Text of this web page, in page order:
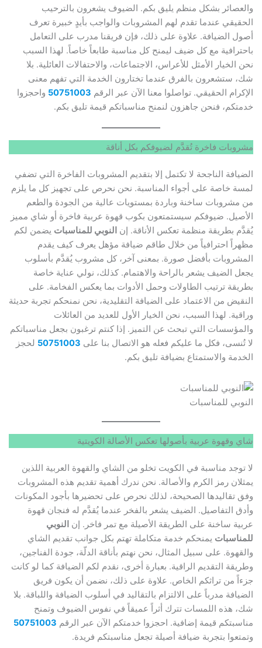
والعصائر بشكل منظم يليق بكم. الضيوف يشعرون بالترحيب
الحقيقي عندما تقدم لهم المشروبات والواجب بأيدٍ خبيرة تعرف
أصول الضيافة. علاوة على ذلك، فإن فريقنا مدرب على التعامل
باحترافية مع كل ضيف ليمنح كل مناسبة طابعاً خاصاً. لهذا السبب
نحن الخيار الأمثل للأعراس، الاجتماعات، والاحتفالات العائلية. بلا
شك، ستشعرون بالفرق عندما تختارون الخدمة التي تفهم معنى
الإكرام الحقيقي. تواصلوا معنا الآن عبر الرقم50751003 واحجزوا
خدمتكم، فنحن جاهزون لنمنح مناسباتكم قيمة تليق بكم.
مشروبات فاخرة تُقدَّم لضيوفكم بكل أناقة
الضيافة الناجحة لا تكتمل إلا بتقديم المشروبات الفاخرة التي تضفي
لمسة خاصة على أجواء المناسبة. نحن نحرص على تجهيز كل ما يلزم
من مشروبات ساخنة وباردة بمستويات عالية من الجودة والطعم
الأصيل. ضيوفكم سيستمتعون بكوب قهوة عربية فاخرة أو شاي مميز
يُقدَّم بطريقة منظمة تعكس الأناقة. إنالنوبي للمناسباتيضمن لكم
مظهراً احترافياً من خلال طاقم ضيافة مؤهل يعرف كيف يقدم
المشروبات بأفضل صورة. بمعنى آخر، كل مشروب يُقدَّم بأسلوب
يجعل الضيف يشعر بالراحة والاهتمام. كذلك، نولي عناية خاصة
بطريقة ترتيب الطاولات وحمل الأدوات بما يعكس الفخامة. على
النقيض من الاعتماد على الضيافة التقليدية، نحن نمنحكم تجربة حديثة
وراقية. لهذا السبب، نحن الخيار الأول للعديد من العائلات
والمؤسسات التي تبحث عن التميز. إذا كنتم ترغبون بجعل مناسباتكم
لا تُنسى، فكل ما عليكم فعله هو الاتصال بنا على 50751003 لحجز
الخدمة والاستمتاع بضيافة تليق بكم.
النوبي للمناسبات
شاي وقهوة عربية بأصولها تعكس الأصالة الكويتية
لا توجد مناسبة في الكويت تخلو من الشاي والقهوة العربية اللذين
يمثلان رمز الكرم والأصالة. نحن ندرك أهمية تقديم هذه المشروبات
وفق تقاليدها الصحيحة، لذلك نحرص على تحضيرها بأجود المكونات
وأدق التفاصيل. الضيف يشعر بالفخر عندما يُقدَّم له فنجان قهوة
عربية ساخنة على الطريقة الأصيلة مع تمر فاخر. إنالنوبي
للمناسباتيمنحكم خدمة متكاملة تهتم بكل جوانب تقديم الشاي
والقهوة. على سبيل المثال، نحن نهتم بأناقة الدلّة، جودة الفناجين،
وطريقة التقديم الراقية. بعبارة أخرى، نقدم لكم الضيافة كما لو كانت
جزءاً من تراثكم الخاص. علاوة على ذلك، نضمن أن يكون فريق
الضيافة مدرباً على الالتزام بالتقاليد في أسلوب الضيافة واللباقة. بلا
شك، هذه اللمسات تترك أثراً عميقاً في نفوس الضيوف وتمنح
مناسبتكم قيمة إضافية. احجزوا خدمتكم الآن عبر الرقم50751003
وتمتعوا بتجربة ضيافة أصيلة تجعل مناسبتكم فريدة.